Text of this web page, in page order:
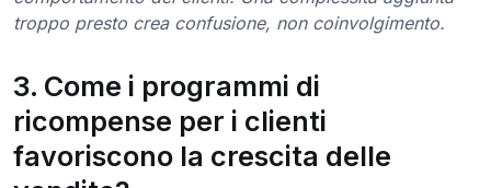
troppo presto crea confusione, non coinvolgimento.
3. Come i programmi di
ricompense per i clienti
favoriscono la crescita delle